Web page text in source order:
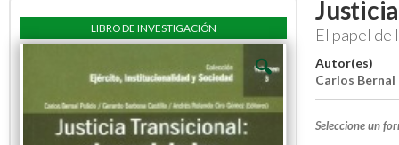
El papel de
Autor(es)
Carlos Bernal
Seleccione un
LIBRO DE INVESTIGACIÓN